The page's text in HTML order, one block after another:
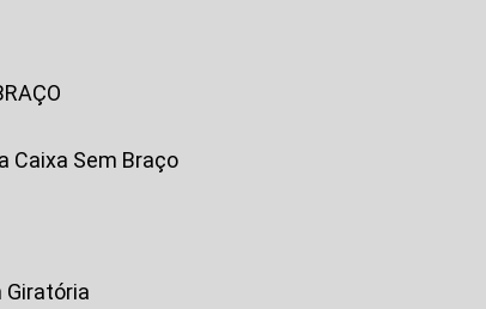
Caixa Sem Braço
Giratória